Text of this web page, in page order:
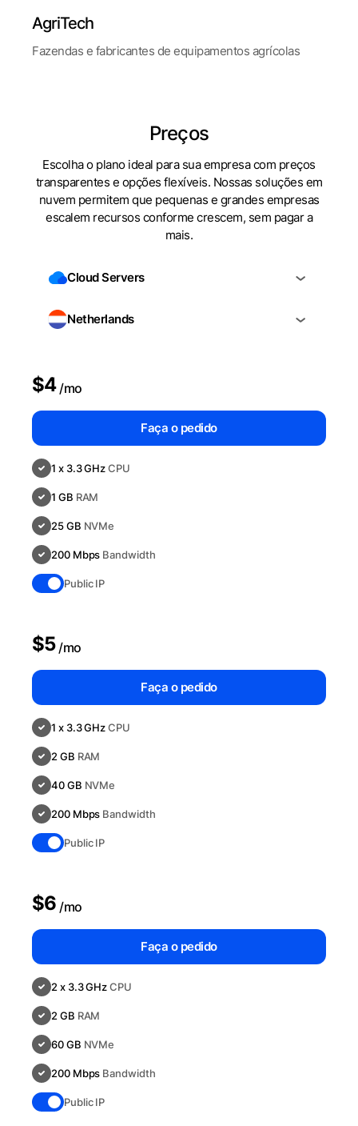
AgriTech
Fazendas e fabricantes de equipamentos agrícolas
Preços
Escolha o plano ideal para sua empresa com preços
transparentes e opções flexíveis. Nossas soluções em
nuvem permitem que pequenas e grandes empresas
escalem recursos conforme crescem, sem pagar a
mais.
Cloud Servers
Netherlands
1 x 3.3 GHzCPU
1 GB RAM
25 GB NVMe
200 Mbps Bandwidth
Public IP
$4/mo
Faça o pedido
1 x 3.3 GHzCPU
2 GB RAM
40 GB NVMe
200 Mbps Bandwidth
Public IP
$5/mo
Faça o pedido
2 x 3.3 GHzCPU
2 GB RAM
60 GB NVMe
200 Mbps Bandwidth
Public IP
$6 /mo
Faça o pedido